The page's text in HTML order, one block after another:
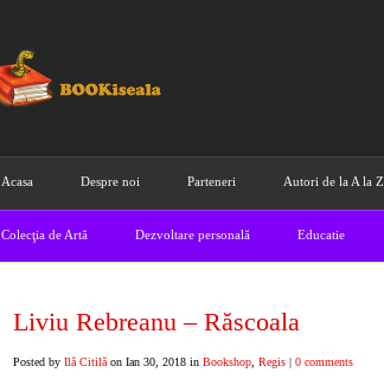
Acasa Despre noi Parteneri Autori de la A la Z
Colecţia de Artă Dezvoltare personală Educatie
Liviu Rebreanu – Răscoala
Posted by Ilă Citilă on Ian 30, 2018 in Bookshop Regis | 0 comments